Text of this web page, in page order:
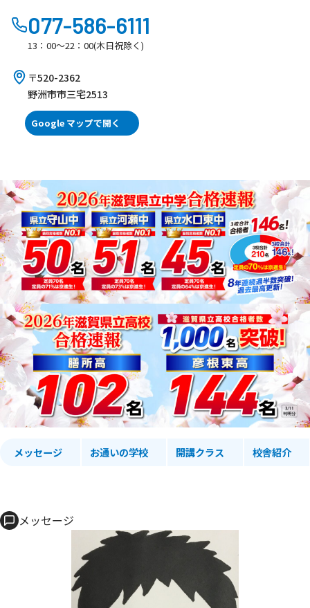
077-586-6111
13：00～22：00(木日祝除く)
〒520-2362
野洲市市三宅2513
Google マップで開く
メッセージ お通いの学校 開講クラス 校舎紹介
メッセージ